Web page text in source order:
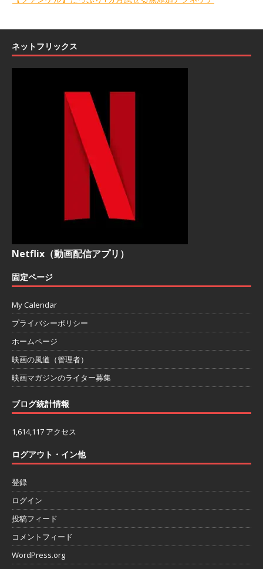
ネットフリックス
Netflix（動画配信アプリ）
固定ページ
My Calendar
プライバシーポリシー
ホームページ
映画の風道（管理者）
映画マガジンのライター募集
ブログ統計情報
1,614,117 アクセス
ログアウト・イン他
登録
ログイン
投稿フィード
コメントフィード
WordPress.org